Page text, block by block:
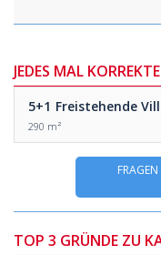
JEDES MAL
5+1 Freistehende
290 m²
TOP 3 GRÜNDE ZU